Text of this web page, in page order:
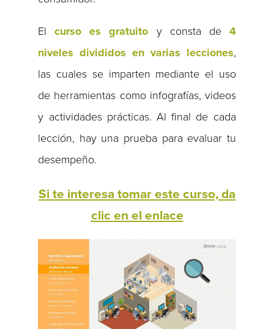
Elcurso es gratuito y consta de 4
niveles divididos en varias lecciones,
las cuales se imparten mediante el uso
de herramientas como infografías, videos
y actividades prácticas. Al final de cada
lección, hay una prueba para evaluar tu
desempeño.
Si te interesa tomar este curso, da
clic en el enlace